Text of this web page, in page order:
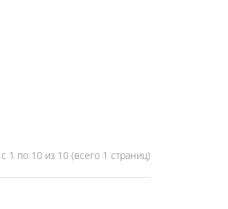
1 по 10 из 10 (всего 1 страниц)